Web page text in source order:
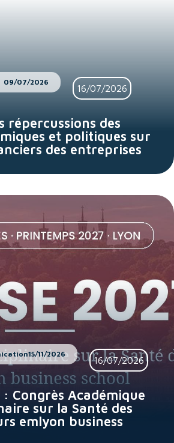
09/07/2026
16/07/2026
répercussions des
et politiques sur
des entreprises
15/11/2026
16/07/2026
: Congrès Académique
sur la Santé des
emlyon business